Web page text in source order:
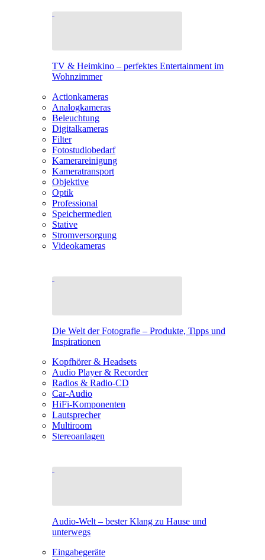
TV & Heimkino – perfektes Entertainment im
Wohnzimmer
Actionkameras
Analogkameras
Beleuchtung
Digitalkameras
Filter
Fotostudiobedarf
Kamerareinigung
Kameratransport
Objektive
Optik
Professional
Speichermedien
Stative
Stromversorgung
Videokameras
Die Welt der Fotografie – Produkte, Tipps und
Inspirationen
Kopfhörer & Headsets
Audio Player & Recorder
Radios & Radio-CD
Car-Audio
HiFi-Komponenten
Lautsprecher
Multiroom
Stereoanlagen
Audio-Welt – bester Klang zu Hause und
unterwegs
Eingabegeräte